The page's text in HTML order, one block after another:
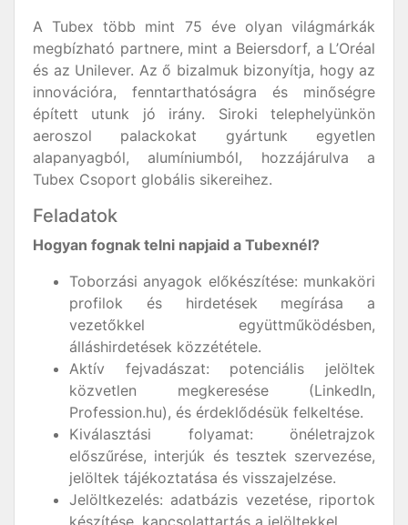
A Tubex több mint 75 éve olyan világmárkák
megbízható partnere, mint a Beiersdorf, a L’Oréal
és az Unilever. Az ő bizalmuk bizonyítja, hogy az
innovációra, fenntarthatóságra és minőségre
épített utunk jó irány. Siroki telephelyünkön
aeroszol palackokat gyártunk egyetlen
alapanyagból, alumíniumból, hozzájárulva a
Tubex Csoport globális sikereihez.
Feladatok
Hogyan fognak telni napjaid a Tubexnél?
Toborzási anyagok előkészítése: munkaköri
profilok és hirdetések megírása a
vezetőkkel együttműködésben,
álláshirdetések közzététele.
Aktív fejvadászat: potenciális jelöltek
közvetlen megkeresése (LinkedIn,
Profession.hu), és érdeklődésük felkeltése.
Kiválasztási folyamat: önéletrajzok
előszűrése, interjúk és tesztek szervezése,
jelöltek tájékoztatása és visszajelzése.
Jelöltkezelés: adatbázis vezetése, riportok
készítése, kapcsolattartás a jelöltekkel.